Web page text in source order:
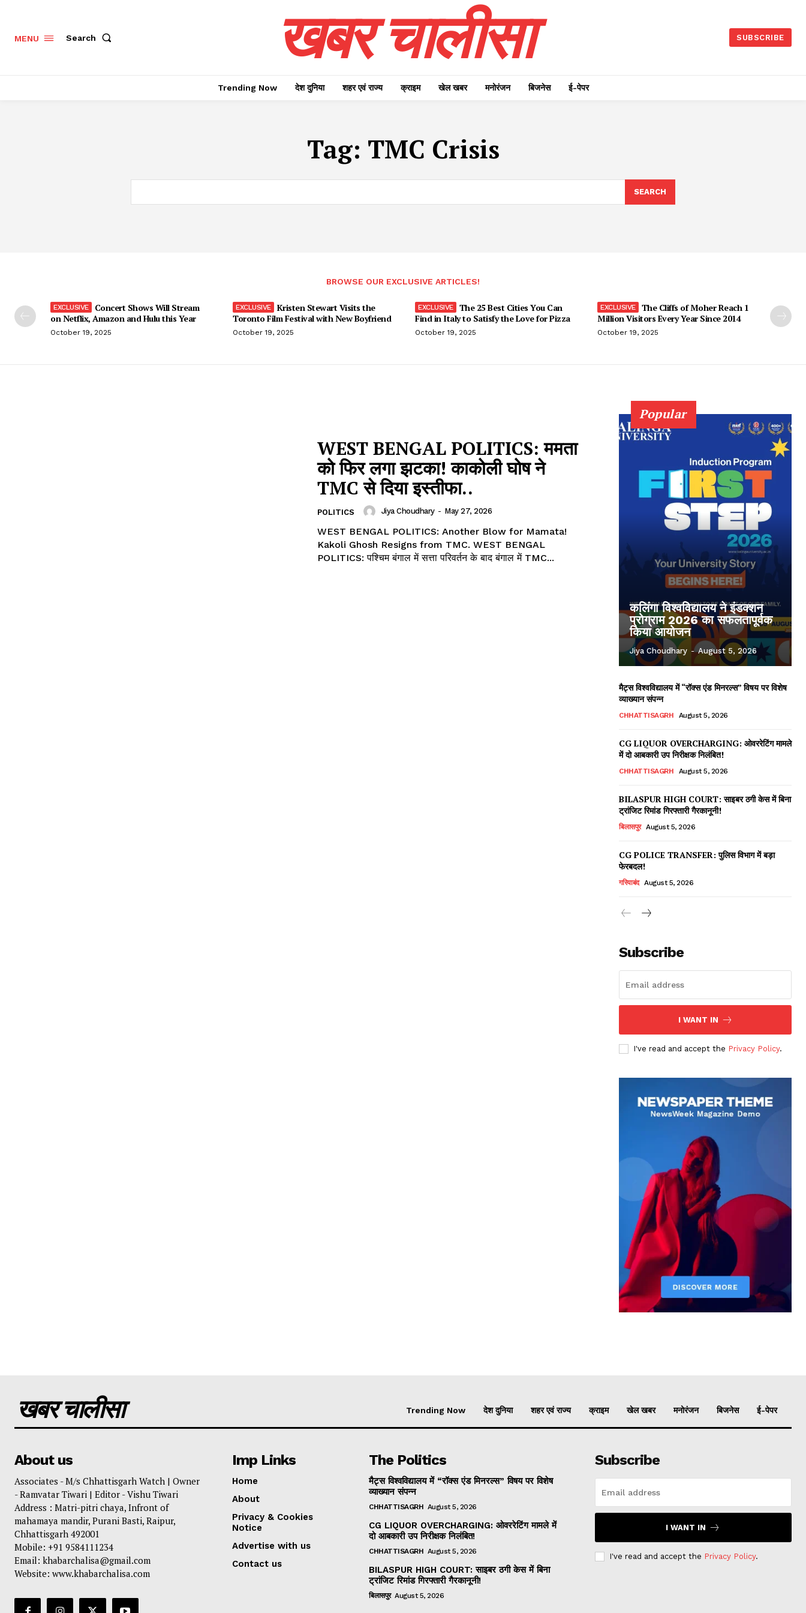
MENU Search खबर चालीसा SUBSCRIBE
Trending Now देश दुनिया शहर एवं राज्य क्राइम खेल खबर मनोरंजन बिजनेस ई-पेपर
Tag: TMC Crisis
SEARCH
BROWSE OUR EXCLUSIVE ARTICLES!
Concert Shows Will Stream
on Netflix, Amazon and Hulu this Year
October 19, 2025
Kristen Stewart Visits the
Toronto Film Festival with New Boyfriend
October 19, 2025
The 25 Best Cities You Can
Find in Italy to Satisfy the Love for Pizza
October 19, 2025
The Cliffs of Moher Reach 1
Million Visitors Every Year Since 2014
October 19, 2025
WEST BENGAL POLITICS: ममता
को फ‍िर लगा झटका! काकोली घोष ने
TMC से दिया इस्तीफा..
POLITICS Jiya Choudhary - May 27, 2026
WEST BENGAL POLITICS: Another Blow for Mamata!
Kakoli Ghosh Resigns from TMC. WEST BENGAL
POLITICS: पश्चिम बंगाल में सत्ता परिवर्तन के बाद बंगाल में TMC...
Popular
कलिंगा विश्वविद्यालय ने इंडक्शन
प्रोग्राम 2026 का सफलतापूर्वक
किया आयोजन
Jiya Choudhary - August 5, 2026
मैट्स विश्वविद्यालय में “रॉक्स एंड मिनरल्स” विषय पर विशेष
व्याख्यान संपन्न
CHHATTISAGRH August 5, 2026
CG LIQUOR OVERCHARGING: ओवररेटिंग मामले
में दो आबकारी उप निरीक्षक निलंबित!
CHHATTISAGRH August 5, 2026
BILASPUR HIGH COURT: साइबर ठगी केस में बिना
ट्रांजिट रिमांड गिरफ्तारी गैरकानूनी!
बिलासपुर August 5, 2026
CG POLICE TRANSFER: पुलिस विभाग में बड़ा
फेरबदल!
गरियाबंद August 5, 2026
Subscribe
I WANT IN
I've read and accept the Privacy Policy.
खबर चालीसा Trending Now देश दुनिया शहर एवं राज्य क्राइम खेल खबर मनोरंजन बिजनेस ई-पेपर
About us
Associates - M/s Chhattisgarh Watch | Owner
- Ramvatar Tiwari | Editor - Vishu Tiwari
Address : Matri-pitri chaya, Infront of
mahamaya mandir, Purani Basti, Raipur,
Chhattisgarh 492001
Mobile: +91 9584111234
Email: khabarchalisa@gmail.com
Website: www.khabarchalisa.com
Imp Links
Home
About
Privacy & Cookies
Notice
Advertise with us
Contact us
The Politics
मैट्स विश्वविद्यालय में “रॉक्स एंड मिनरल्स” विषय पर विशेष
व्याख्यान संपन्न
CHHATTISAGRH August 5, 2026
CG LIQUOR OVERCHARGING: ओवररेटिंग मामले में
दो आबकारी उप निरीक्षक निलंबित!
CHHATTISAGRH August 5, 2026
BILASPUR HIGH COURT: साइबर ठगी केस में बिना
ट्रांजिट रिमांड गिरफ्तारी गैरकानूनी!
बिलासपुर August 5, 2026
Subscribe
I WANT IN
I've read and accept the Privacy Policy.